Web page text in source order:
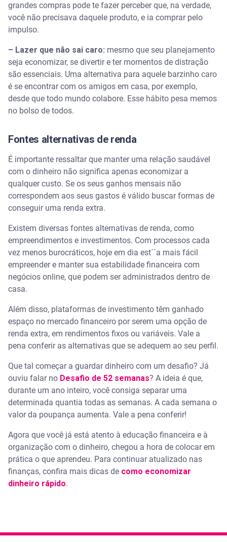
grandes compras pode te fazer perceber que, na verdade,
você não precisava daquele produto, e ia comprar pelo
impulso.
– Lazer que não sai caro: mesmo que seu planejamento
seja economizar, se divertir e ter momentos de distração
são essenciais. Uma alternativa para aquele barzinho caro
é se encontrar com os amigos em casa, por exemplo,
desde que todo mundo colabore. Esse hábito pesa memos
no bolso de todos.
Fontes alternativas de renda
É importante ressaltar que manter uma relação saudável
com o dinheiro não significa apenas economizar a
qualquer custo. Se os seus ganhos mensais não
correspondem aos seus gastos é válido buscar formas de
conseguir uma renda extra.
Existem diversas fontes alternativas de renda, como
empreendimentos e investimentos. Com processos cada
vez menos burocráticos, hoje em dia est´´a mais fácil
empreender e manter sua estabilidade financeira com
negócios online, que podem ser administrados dentro de
casa.
Além disso, plataformas de investimento têm ganhado
espaço no mercado financeiro por serem uma opção de
renda extra, em rendimentos fixos ou variáveis. Vale a
pena conferir as alternativas que se adequem ao seu perfil.
Que tal começar a guardar dinheiro com um desafio? Já
ouviu falar no Desafio de 52 semanas? A ideia é que,
durante um ano inteiro, você consiga separar uma
determinada quantia todas as semanas. A cada semana o
valor da poupança aumenta. Vale a pena conferir!
Agora que você já está atento à educação financeira e à
organização com o dinheiro, chegou a hora de colocar em
prática o que aprendeu. Para continuar atualizado nas
finanças, confira mais dicas de como economizar
dinheiro rápido.